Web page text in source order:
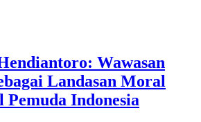
Wawasan
Landasan Moral
Indonesia